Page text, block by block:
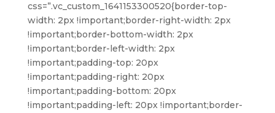
css=”.vc_custom_1641153300520{border-top-
width: 2px !important;border-right-width: 2px
!important;border-bottom-width: 2px
!important;border-left-width: 2px
!important;padding-top: 20px
!important;padding-right: 20px
!important;padding-bottom: 20px
!important;padding-left: 20px !important;border-